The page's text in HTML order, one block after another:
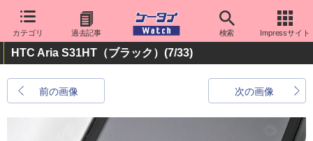
カテゴリ 過去記事 検索 Impressサイト
HTC Aria S31HT（ブラック） (7/33)
前の画像 次の画像